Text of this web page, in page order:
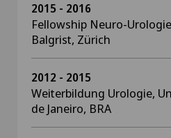
2015 - 2016
Fellowship Neuro-
Balgrist, Zürich
2012 - 2015
Weiterbildung Urologie,
de Janeiro, BRA